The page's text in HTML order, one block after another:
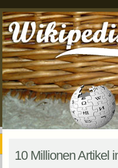
10 Millionen Artikel